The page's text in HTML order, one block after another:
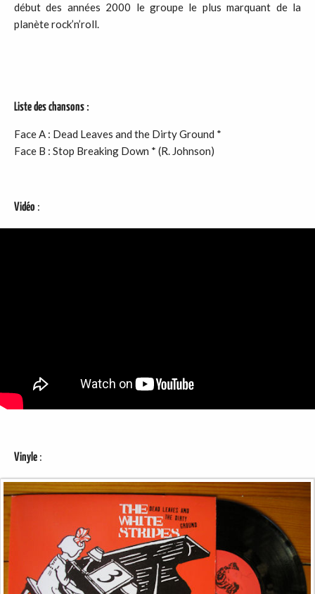
début des années 2000 le groupe le plus marquant de la
planète rock’n’roll.
Liste des chansons :
Face A : Dead Leaves and the Dirty Ground *
Face B : Stop Breaking Down * (R. Johnson)
Vidéo :
Vinyle :